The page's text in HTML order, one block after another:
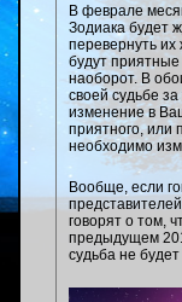
В феврале
Зодиака будет
перевернуть их
будут
наоборот. В
своей судьбе
изменение в
приятного, или
необходимо
Вообще, если
говорят о том,
предыдущем
судьба не